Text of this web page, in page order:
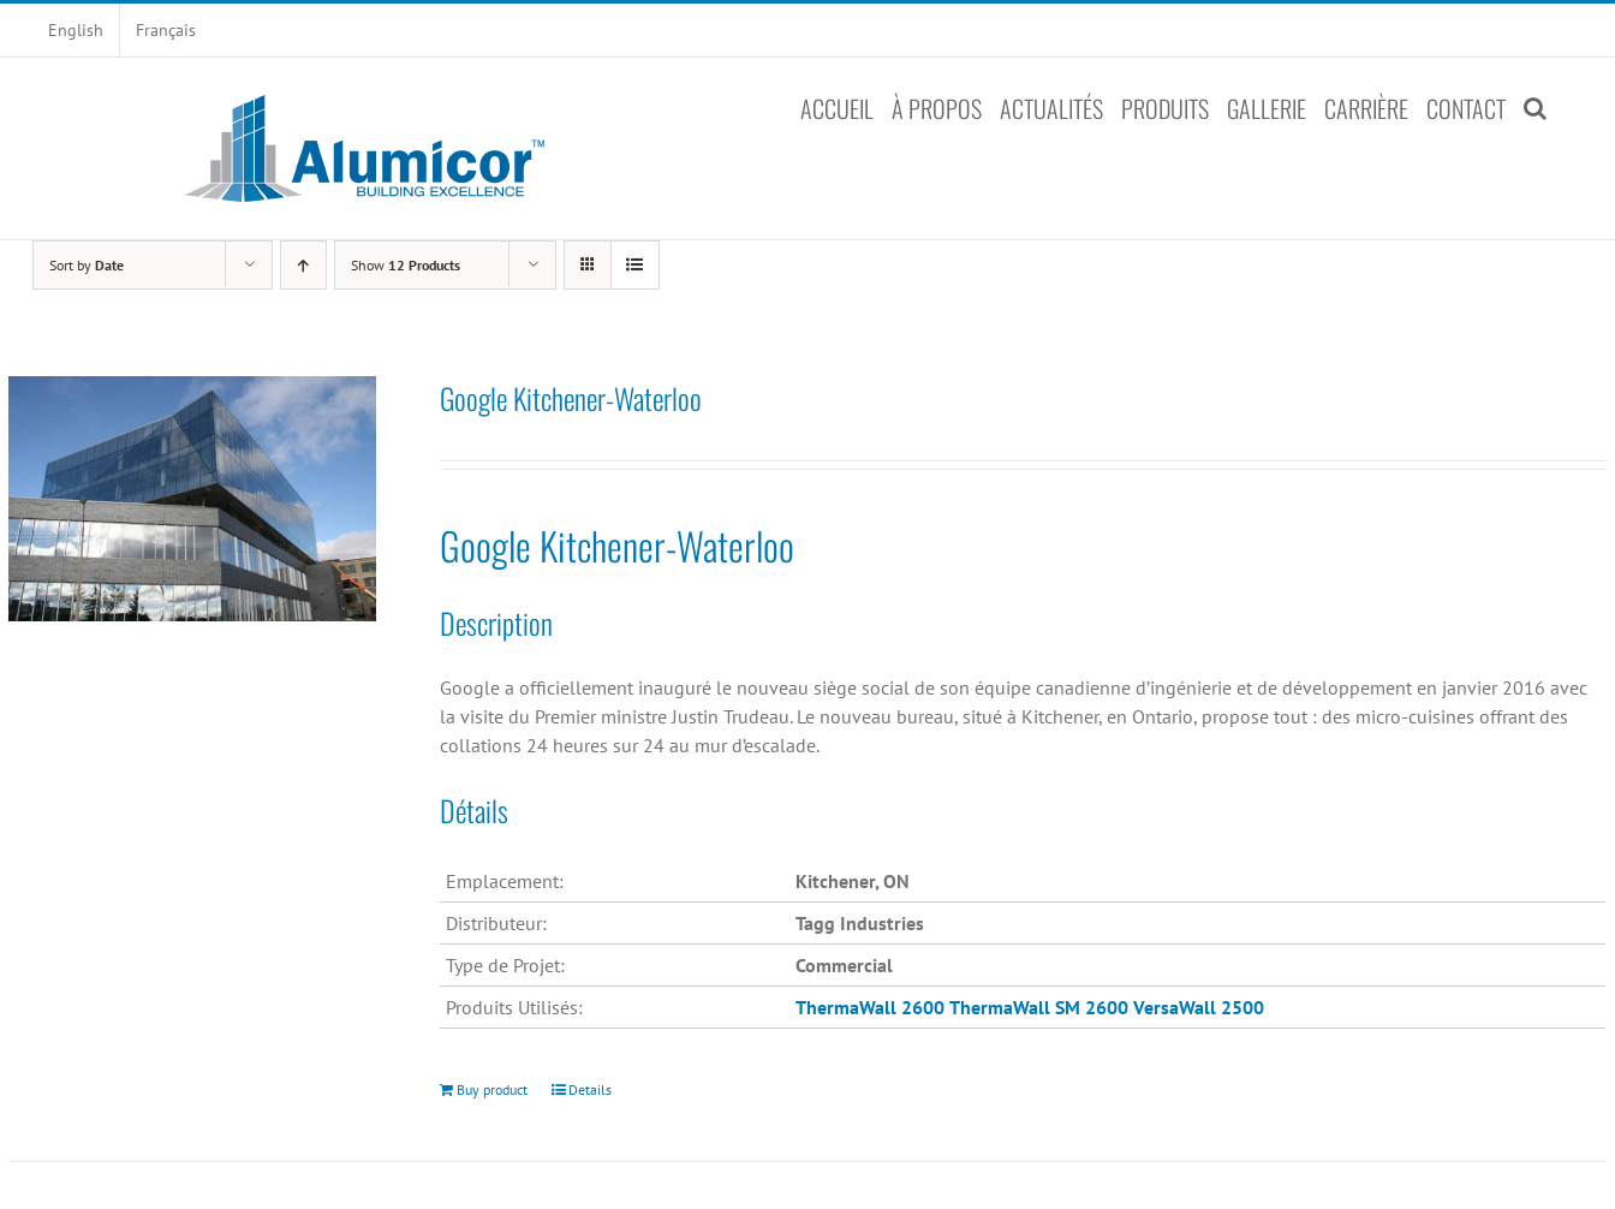
English Français
ACCUEIL À PROPOS ACTUALITÉS PRODUITS GALLERIE CARRIÈRE CONTACT
Sort by Date Show 12 Products
Google Kitchener-Waterloo
Google Kitchener-Waterloo
Description
Google a officiellement inauguré le nouveau siège social de son équipe canadienne d’ingénierie et de développement en janvier 2016 avec
la visite du Premier ministre Justin Trudeau. Le nouveau bureau, situé à Kitchener, en Ontario, propose tout : des micro-cuisines offrant des
collations 24 heures sur 24 au mur d’escalade.
Détails
Emplacement:
Kitchener, ON
Distributeur:
Tagg Industries
Type de Projet:
Commercial
Produits Utilisés:
ThermaWall 2600 ThermaWall SM 2600 VersaWall 2500
Buy product Details